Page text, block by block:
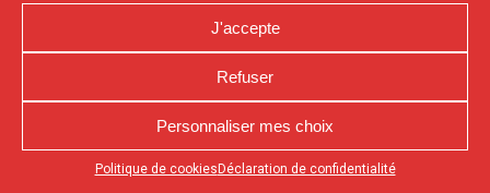
J'accepte
Refuser
Personnaliser mes choix
Politique de cookies Déclaration de confidentialité
Appuyez sur le bouton partager en bas de votre